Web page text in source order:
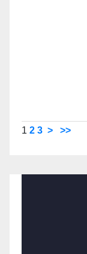
1 2 3 > >>